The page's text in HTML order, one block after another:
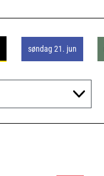
søndag 21. jun